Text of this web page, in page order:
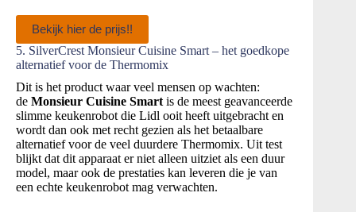
Bekijk hier de prijs!!
5. SilverCrest Monsieur Cuisine Smart – het goedkope
alternatief voor de Thermomix
Dit is het product waar veel mensen op wachten:
de Monsieur Cuisine Smart is de meest geavanceerde
slimme keukenrobot die Lidl ooit heeft uitgebracht en
wordt dan ook met recht gezien als het betaalbare
alternatief voor de veel duurdere Thermomix. Uit test
blijkt dat dit apparaat er niet alleen uitziet als een duur
model, maar ook de prestaties kan leveren die je van
een echte keukenrobot mag verwachten.